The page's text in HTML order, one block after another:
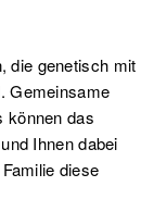
die genetisch mit
Gemeinsame
können das
Ihnen dabei
diese